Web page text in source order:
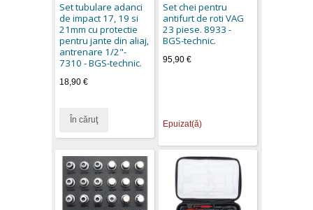
Set tubulare adanci
de impact 17, 19 si
21mm cu protectie
pentru jante din aliaj,
antrenare 1/2"-
7310 - BGS-technic.
18,90 €
În căruţ
Set chei pentru
antifurt de roti VAG
23 piese. 8933 -
BGS-technic.
95,90 €
Epuizat(ă)